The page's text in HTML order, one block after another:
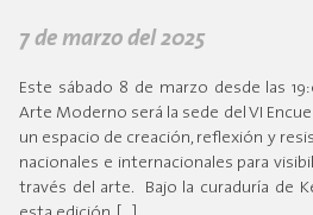
7 de marzo del 2025
Este sábado 8 de marzo desde las
Arte Moderno será la sede del VI
un espacio de creación, reflexión y
nacionales e internacionales para
través del arte. Bajo la curaduría de